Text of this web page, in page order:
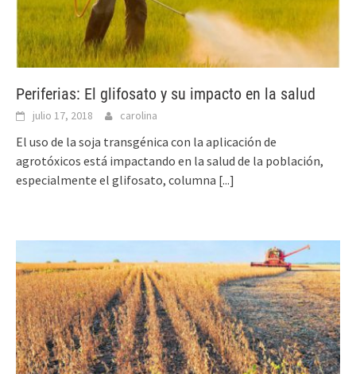
Periferias: El glifosato y su impacto en la salud
julio 17, 2018 carolina
El uso de la soja transgénica con la aplicación de
agrotóxicos está impactando en la salud de la población,
especialmente el glifosato, columna [...]